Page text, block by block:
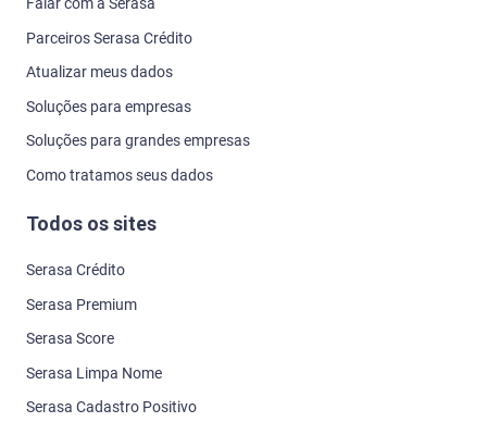
Parceiros Serasa Crédito
Atualizar meus dados
Soluções para empresas
Soluções para grandes empresas
Como tratamos seus dados
Todos os sites
Serasa Crédito
Serasa Premium
Serasa Score
Serasa Limpa Nome
Serasa Cadastro Positivo